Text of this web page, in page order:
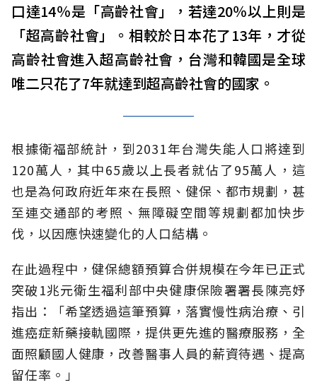
口達14％是「高齡社會」，若達20％以上則是
「超高齡社會」。相較於日本花了13年，才從
高齡社會進入超高齡社會，台灣和韓國是全球
唯二只花了7年就達到超高齡社會的國家。
根據衛福部統計，到2031年台灣失能人口將達到
120萬人，其中65歲以上長者就佔了95萬人，這
也是為何政府近年來在長照、健保、都市規劃，甚
至連交通部的考照、無障礙空間等規劃都加快步
伐，以因應快速變化的人口結構。
在此過程中，健保總額預算合併規模在今年已正式
突破1兆元衛生福利部中央健康保險署署長陳亮妤
指出：「希望透過這筆預算，落實慢性病治療、引
進癌症新藥接軌國際，提供更先進的醫療服務，全
面照顧國人健康，改善醫事人員的薪資待遇、提高
留任率。」